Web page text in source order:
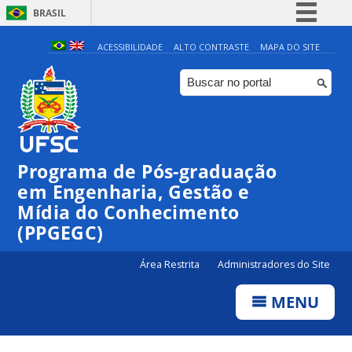
BRASIL
Simplifique!
Comunica BR
Participe
Canais
ACESSIBILIDADE ALTO CONTRASTE MAPA DO SITE
Programa de Pós-graduação
em Engenharia, Gestão e
Mídia do Conhecimento
(PPGEGC)
Área Restrita Administradores do Site
MENU